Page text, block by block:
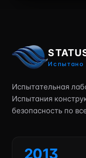
Испытано
Испытательная
Испытания
безопасность по
2013